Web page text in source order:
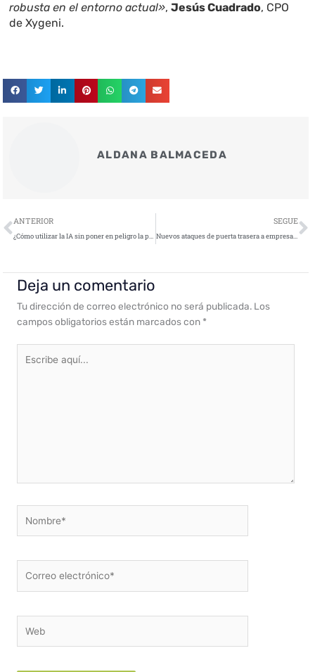
robusta en el entorno actual»,Jesús Cuadrado, CPO
de Xygeni.
ALDANA BALMACEDA
Ant
ANTERIOR
¿Cómo utilizar la IA sin poner en peligro la privacidad de los datos?
SEGUE
Nuevos ataques de puerta trasera a empresas mediante una aplicación falsa de ChatGPT
Deja un comentario
Tu dirección de correo electrónico no será publicada. Los
campos obligatorios están marcados con *
aquí...
electrónico*